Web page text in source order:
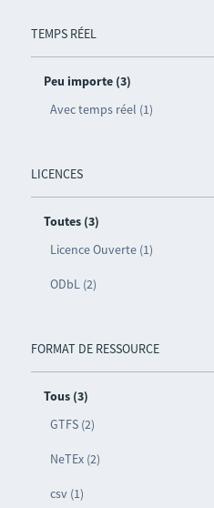
TEMPS RÉEL
Peu importe (3)
Avec temps réel (1)
LICENCES
Toutes (3)
Licence Ouverte (1)
ODbL (2)
FORMAT DE RESSOURCE
Tous (3)
GTFS (2)
NeTEx (2)
csv (1)